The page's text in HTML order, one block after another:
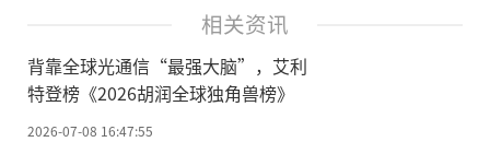
相关资讯
背靠全球光通信“最强大脑”，艾利
特登榜《2026胡润全球独角兽榜》
2026-07-08 16:47:55